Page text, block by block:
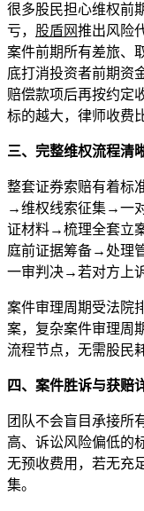
很多股民担心维权前
亏， 股盾网推出风险
案件前期所有差旅、
底打消投资者前期资
赔偿款项后再按约定
标的越大，律师收费
三、完整维权流程清
整套证券索赔有着标
→维权线索征集→一
证材料→梳理全套立
庭前证据筹备→处理
一审判决→若对方上
案件审理周期受法院
案，复杂案件审理周
流程节点，无需股民
四、案件胜诉与获赔
团队不会盲目承接所
高、诉讼风险偏低的
无预收费用，若无充
集。